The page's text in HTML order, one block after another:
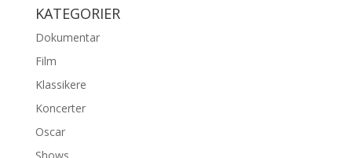
KATEGORIER
Dokumentar
Film
Klassikere
Koncerter
Oscar